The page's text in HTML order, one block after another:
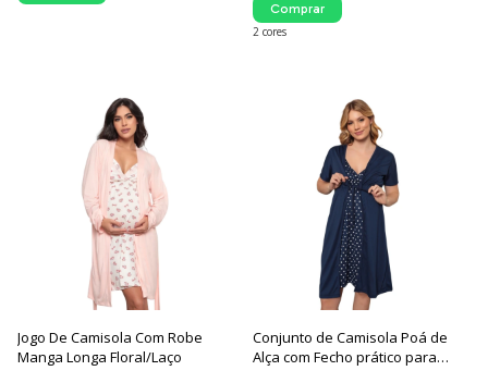
2 cores
Comprar
Jogo De Camisola Com Robe
Manga Longa Floral/Laço
Conjunto de Camisola Poá de
Alça com Fecho prático para